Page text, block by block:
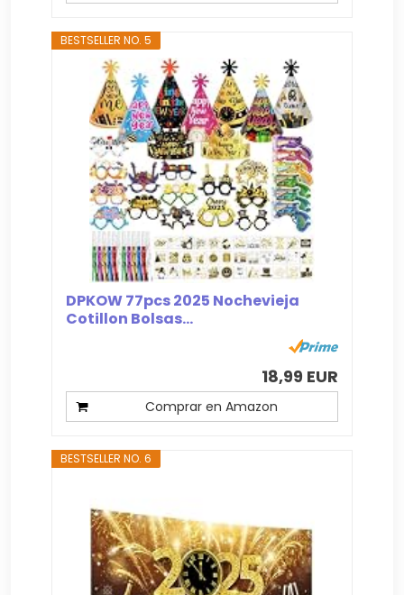
BESTSELLER NO. 5
DPKOW 77pcs 2025 Nochevieja
Cotillon Bolsas...
18,99 EUR
Comprar en Amazon
BESTSELLER NO. 6